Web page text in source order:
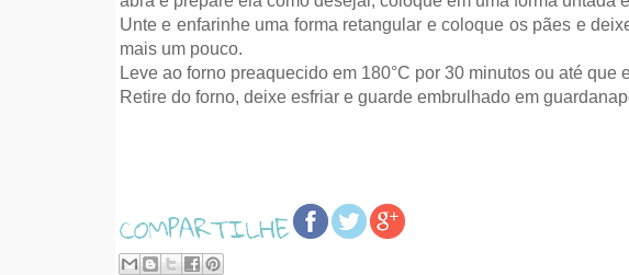
Unte e enfarinhe uma forma retangular e coloque os pães e
mais um pouco.
Leve ao forno preaquecido em 180°C por 30 minutos ou até que
Retire do forno, deixe esfriar e guarde embrulhado em gu